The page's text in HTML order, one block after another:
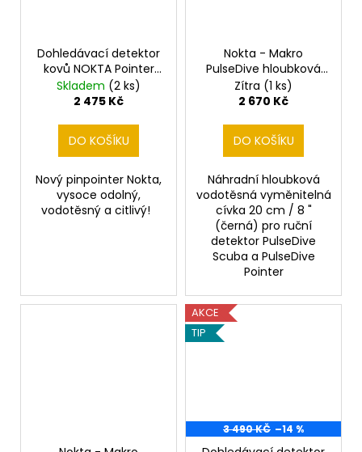
Dohledávací detektor
kovů NOKTA Pointer
NEW - vodotěsný
Skladem (2 ks)
2 475 Kč
DO KOŠÍKU
Nový pinpointer Nokta,
vysoce odolný,
vodotěsný a citlivý!
Nokta - Makro
PulseDive hloubková
vodotěsná cívka 20
cm / 8 "(černá)
Zítra (1 ks)
2 670 Kč
DO KOŠÍKU
Náhradní hloubková
vodotěsná vyměnitelná
cívka 20 cm / 8 "
(černá) pro ruční
detektor PulseDive
Scuba a PulseDive
Pointer
AKCE
TIP
3 490 KČ –14 %